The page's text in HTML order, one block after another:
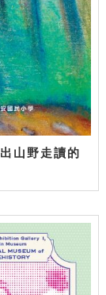
山野走讀的